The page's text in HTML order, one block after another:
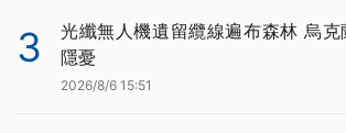
3
光纖無人機遺留纜線遍布森林 烏
隱憂
2026/8/6 15:51